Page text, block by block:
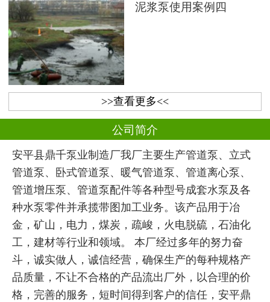
泥浆泵使用案例四
>>查看更多<<
公司简介
安平县鼎千泵业制造厂我厂主要生产管道泵、立式
管道泵、卧式管道泵、暖气管道泵、管道离心泵、
管道增压泵、管道泵配件等各种型号成套水泵及各
种水泵零件并承揽带图加工业务。该产品用于冶
金，矿山，电力，煤炭，疏峻，火电脱硫，石油化
工，建材等行业和领域。 本厂经过多年的努力奋
斗，诚实做人，诚信经营，确保生产的每种规格产
品质量，不让不合格的产品流出厂外，以合理的价
格，完善的服务，短时间得到客户的信任，安平鼎